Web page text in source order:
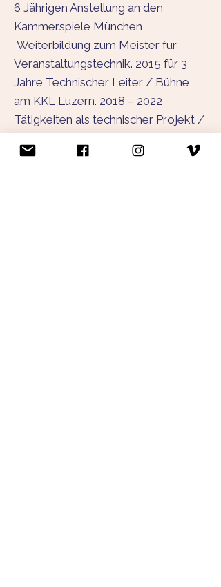
6 Jährigen Anstellung an den
Kammerspiele München
Weiterbildung zum Meister für
Veranstaltungstechnik. 2015 für 3
Jahre Technischer Leiter / Bühne
am KKL Luzern. 2018 – 2022
Tätigkeiten als technischer Projekt /
Munich Bayerpost, Messe